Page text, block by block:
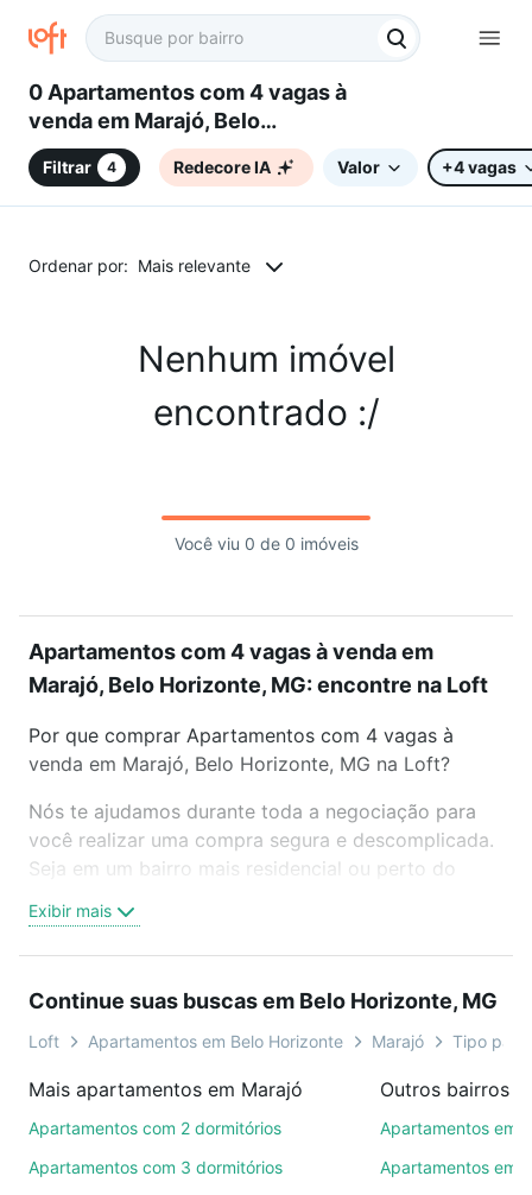
0 Apartamentos com 4 vagas à
venda em Marajó, Belo
Horizonte, MG
Filtrar 4 Redecore IA Valor +4 vagas
Ordenar por: Mais relevante
Nenhum imóvel
encontrado :/
Você viu 0 de 0 imóveis
Apartamentos com 4 vagas à venda em
Marajó, Belo Horizonte, MG: encontre na Loft
Por que comprar Apartamentos com 4 vagas à
venda em Marajó, Belo Horizonte, MG na Loft?
Nós te ajudamos durante toda a negociação para
você realizar uma compra segura e descomplicada.
Seja em um bairro mais residencial ou perto do
oferta ideal de Apartamentos com 4 vagas à venda
em Marajó, Belo Horizonte, MG para conquistar seu
videochamada, é grátis, sem compromisso e você
ainda conta com mais de 46 mil corretores e
de imóveis.
Como escolher um imóvel?
Exibir mais
Continue suas buscas em Belo Horizonte, MG
Loft Apartamentos em Belo Horizonte Marajó Tipo
Mais apartamentos em Marajó
Apartamentos com 2 dormitórios
Apartamentos com 3 dormitórios
Apartamentos em
Apartamentos em